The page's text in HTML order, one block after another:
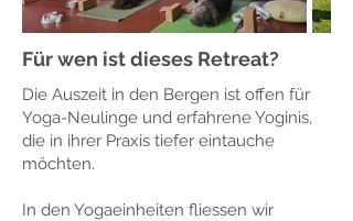
Für wen ist dieses Retreat?
Die Auszeit in den Bergen ist offen für
Yoga-Neulinge und erfahrene Yoginis,
die in ihrer Praxis tiefer eintauche
möchten.
In den Yogaeinheiten fliessen wir